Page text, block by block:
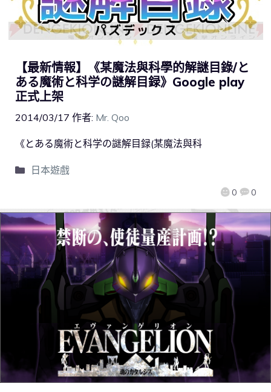
【最新情報】《某魔法與科學的解謎目錄/と
ある魔術と科学の謎解目録》Google play
正式上架
2014/03/17 作者: Mr. Qoo
0 0
《とある魔術と科学の謎解目録(某魔法與科
日本遊戲